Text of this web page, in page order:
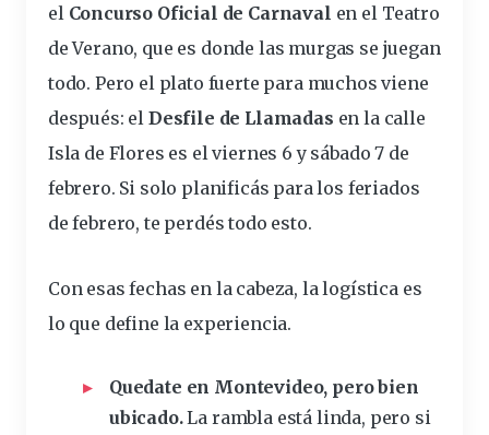
el Concurso Oficial de Carnaval en el Teatro
de Verano, que es donde las murgas se juegan
todo. Pero el plato fuerte para muchos viene
después: el Desfile de Llamadas en la calle
Isla de Flores es el viernes 6 y sábado 7 de
febrero. Si solo planificás para los feriados
de febrero, te perdés todo esto.
Con esas fechas en la cabeza, la logística es
lo que define la experiencia.
Quedate en Montevideo, pero bien
ubicado.La rambla está linda, pero si